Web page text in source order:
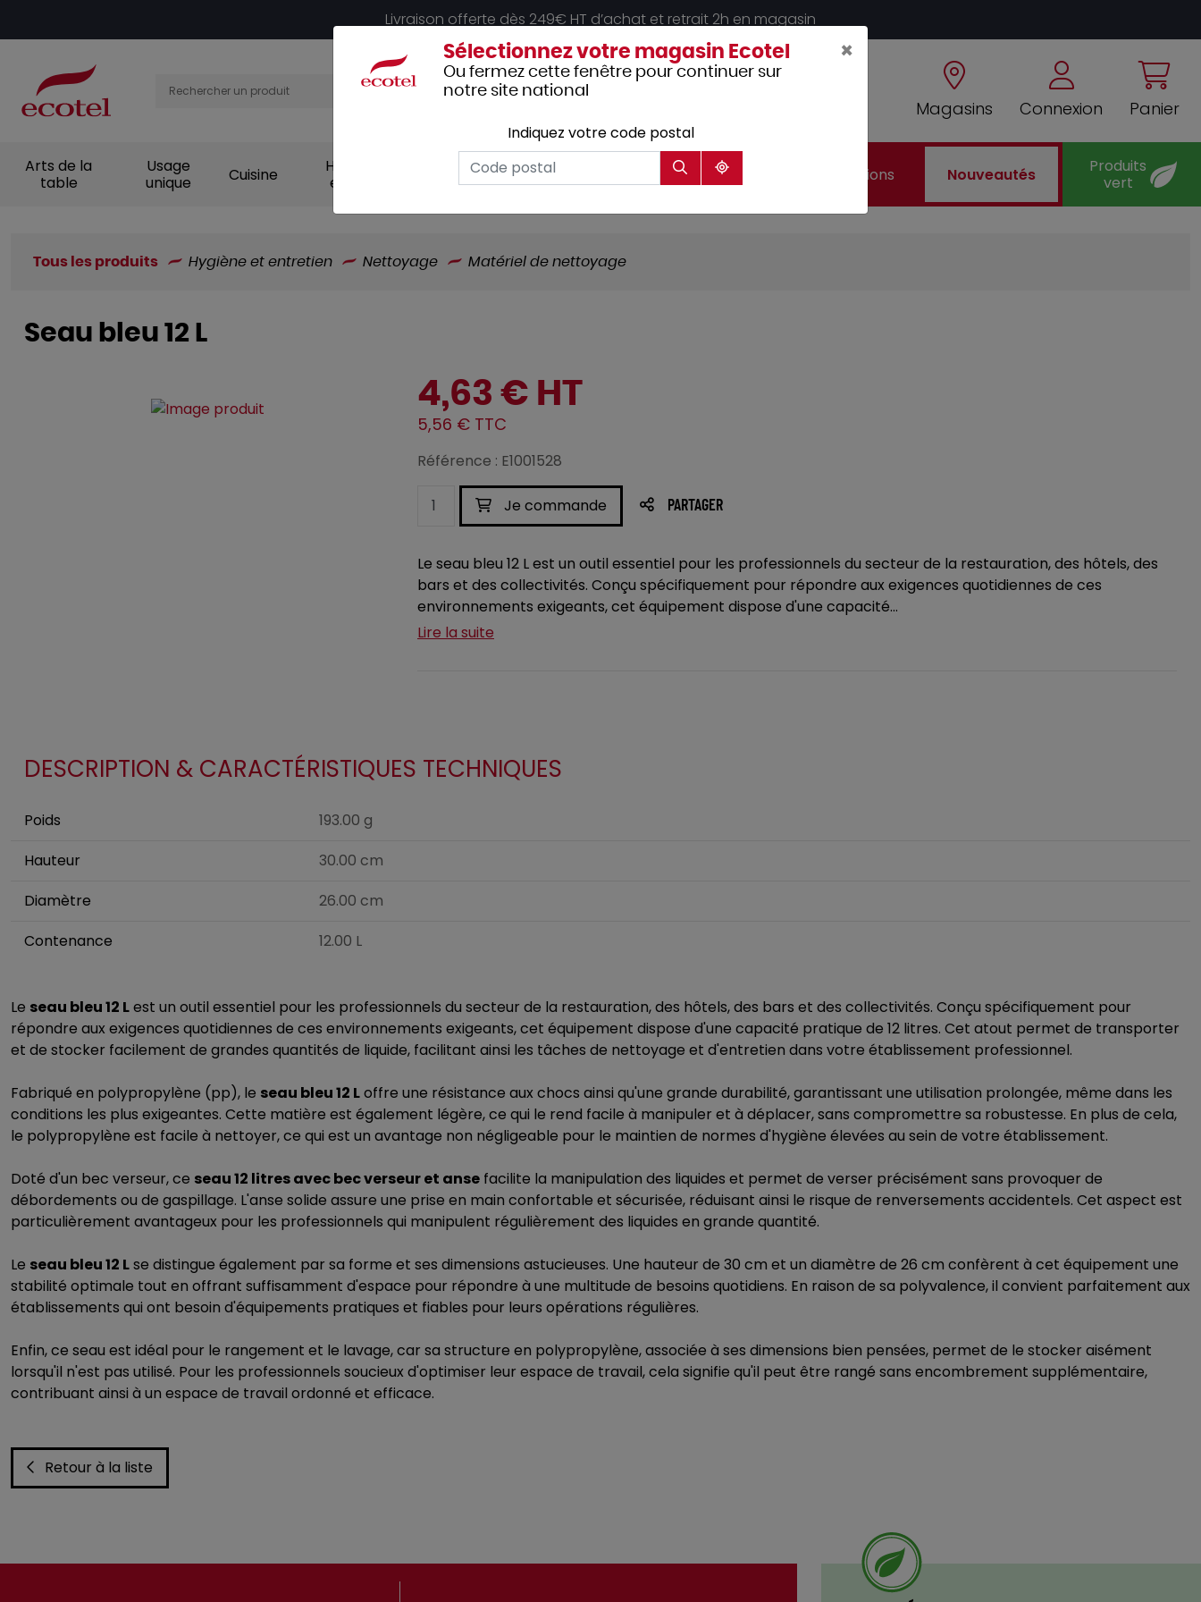
Livraison offerte dès 249€ HT d’achat et retrait 2h en magasin
Magasins Connexion Panier
Arts de la
table
Usage
unique
Cuisine
Hygiène et
entretien
Vêtements
professionnels
Hôtellerie Mobilier Promotions Nouveautés
Produits
vert
Tous les produits Hygiène et entretien Nettoyage Matériel de nettoyage
Seau bleu 12 L
4,63 € HT
5,56 € TTC
Référence : E1001528
Je commande PARTAGER
Le seau bleu 12 L est un outil essentiel pour les professionnels du secteur de la restauration, des hôtels, des
bars et des collectivités. Conçu spécifiquement pour répondre aux exigences quotidiennes de ces
environnements exigeants, cet équipement dispose d'une capacité...
Lire la suite
DESCRIPTION & CARACTÉRISTIQUES TECHNIQUES
Poids
193.00 g
Hauteur
30.00 cm
Diamètre
26.00 cm
Contenance
12.00 L
Le seau bleu 12 Lest un outil essentiel pour les professionnels du secteur de la restauration, des hôtels, des bars et des collectivités. Conçu spécifiquement pour
répondre aux exigences quotidiennes de ces environnements exigeants, cet équipement dispose d'une capacité pratique de 12 litres. Cet atout permet de transporter
et de stocker facilement de grandes quantités de liquide, facilitant ainsi les tâches de nettoyage et d'entretien dans votre établissement professionnel.
Fabriqué en polypropylène (pp), le seau bleu 12 Loffre une résistance aux chocs ainsi qu'une grande durabilité, garantissant une utilisation prolongée, même dans les
conditions les plus exigeantes. Cette matière est également légère, ce qui le rend facile à manipuler et à déplacer, sans compromettre sa robustesse. En plus de cela,
le polypropylène est facile à nettoyer, ce qui est un avantage non négligeable pour le maintien de normes d'hygiène élevées au sein de votre établissement.
Doté d'un bec verseur, ce seau 12 litres avec bec verseur et anse facilite la manipulation des liquides et permet de verser précisément sans provoquer de
débordements ou de gaspillage. L'anse solide assure une prise en main confortable et sécurisée, réduisant ainsi le risque de renversements accidentels. Cet aspect est
particulièrement avantageux pour les professionnels qui manipulent régulièrement des liquides en grande quantité.
Le seau bleu 12 Lse distingue également par sa forme et ses dimensions astucieuses. Une hauteur de 30 cm et un diamètre de 26 cm confèrent à cet équipement une
stabilité optimale tout en offrant suffisamment d'espace pour répondre à une multitude de besoins quotidiens. En raison de sa polyvalence, il convient parfaitement aux
établissements qui ont besoin d'équipements pratiques et fiables pour leurs opérations régulières.
Enfin, ce seau est idéal pour le rangement et le lavage, car sa structure en polypropylène, associée à ses dimensions bien pensées, permet de le stocker aisément
lorsqu'il n'est pas utilisé. Pour les professionnels soucieux d'optimiser leur espace de travail, cela signifie qu'il peut être rangé sans encombrement supplémentaire,
contribuant ainsi à un espace de travail ordonné et efficace.
Retour à la liste
×
Sélectionnez votre magasin Ecotel
Ou fermez cette fenêtre pour continuer sur
notre site national
Indiquez votre code postal